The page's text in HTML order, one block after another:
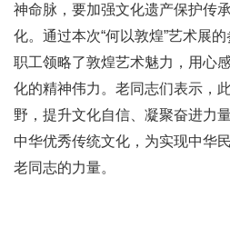
神命脉，要加强文化遗产保护传
化。通过本次“何以敦煌”艺术展
职工领略了敦煌艺术魅力，用心
化的精神伟力。老同志们表示，
野，提升文化自信、凝聚奋进力
中华优秀传统文化，为实现中华
老同志的力量。